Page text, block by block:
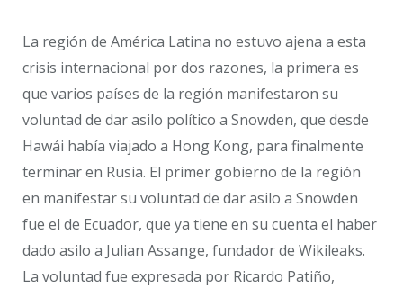
La región de América Latina no estuvo ajena a esta
crisis internacional por dos razones, la primera es
que varios países de la región manifestaron su
voluntad de dar asilo político a Snowden, que desde
Hawái había viajado a Hong Kong, para finalmente
terminar en Rusia. El primer gobierno de la región
en manifestar su voluntad de dar asilo a Snowden
fue el de Ecuador, que ya tiene en su cuenta el haber
dado asilo a Julian Assange, fundador de Wikileaks.
La voluntad fue expresada por Ricardo Patiño,